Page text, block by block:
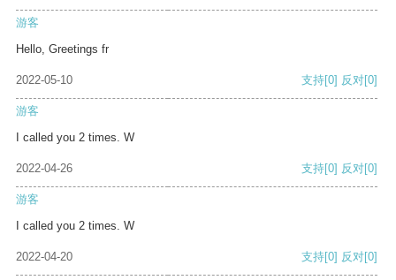
游客
Hello, Greetings fr
2022-05-10 支持[0] 反对[0]
游客
I called you 2 times. W
2022-04-26 支持[0] 反对[0]
游客
I called you 2 times. W
2022-04-20 支持[0] 反对[0]